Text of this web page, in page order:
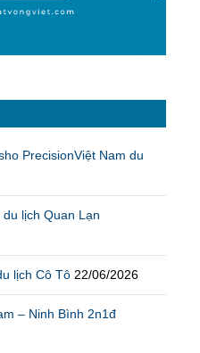
PrecisionViệt Nam du
lịch Quan Lạn
lịch Cô Tô 22/06/2026
– Ninh Bình 2n1đ